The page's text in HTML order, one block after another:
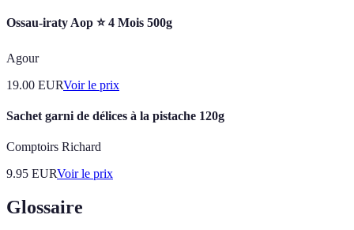
Ossau-iraty Aop ⭐ 4 Mois 500g
Agour
19.00 EURVoir le prix
Sachet garni de délices à la pistache 120g
Comptoirs Richard
9.95 EURVoir le prix
Glossaire